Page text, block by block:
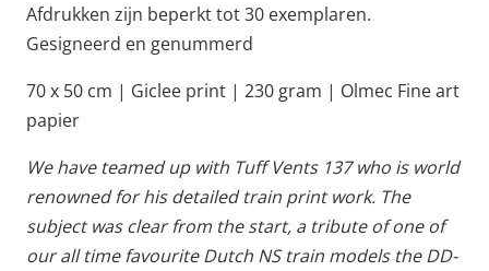
Afdrukken zijn beperkt tot 30 exemplaren.
Gesigneerd en genummerd
70 x 50 cm | Giclee print | 230 gram | Olmec Fine art
papier
We have teamed up with Tuff Vents 137 who is world
renowned for his detailed train print work. The
subject was clear from the start, a tribute of one of
our all time favourite Dutch NS train models the DD-